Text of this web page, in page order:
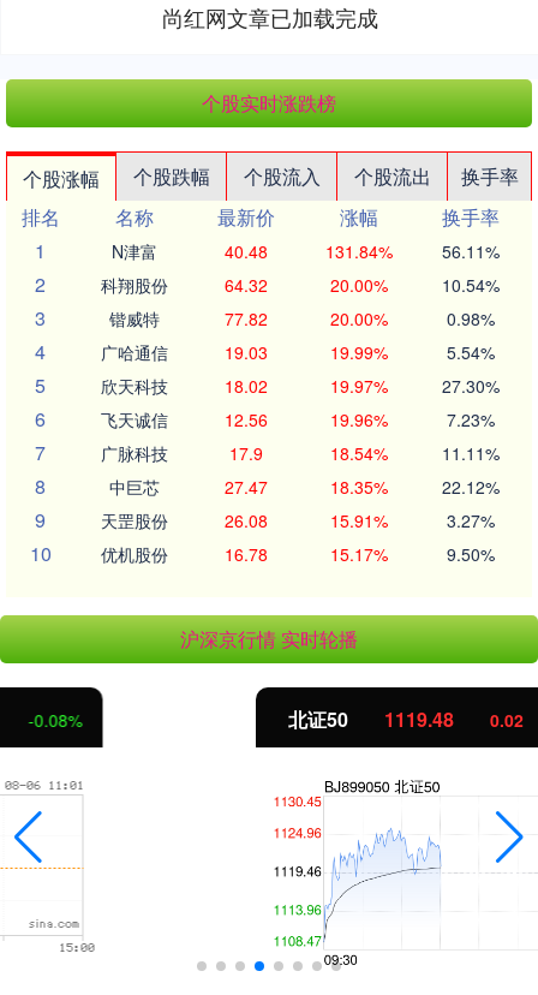
尚红网文章已加载完成
个股实时涨跌榜
个股涨幅 个股跌幅 个股流入 个股流出
换手率
排名
名称 最新价 涨幅
换手率
1
N津富 40.48 131.84% 56.11%
2 科翔股份 64.32 20.00% 10.54%
3 锴威特 77.82 20.00% 0.98%
4 广哈通信 19.03 19.99% 5.54%
5 欣天科技 18.02 19.97% 27.30%
6 飞天诚信 12.56 19.96% 7.23%
7 广脉科技 17.9 18.54% 11.11%
8 中巨芯 27.47 18.35% 22.12%
9 天罡股份 26.08 15.91% 3.27%
10 优机股份 16.78 15.17% 9.50%
沪深京行情 实时轮播
0.02 0.00%